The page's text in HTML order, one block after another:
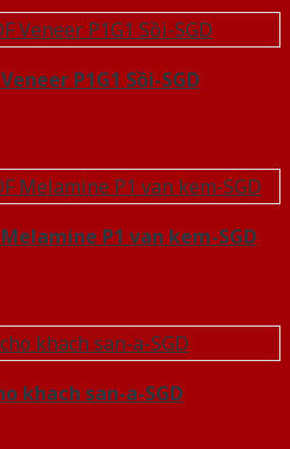
P1G1 Sồi-SGD
P1 van kem-SGD
khach san-a-SGD